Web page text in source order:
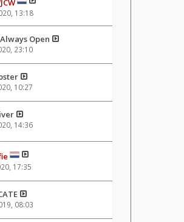
13:18
Open
23:10
10:27
14:36
17:35
08:03